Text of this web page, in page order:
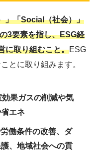
」「Social（社会）」
3要素を指し、ESG経
に取り組むこと。ESG
とに取り組みます。
果ガスの削減や気
エネ
働条件の改善、ダ
、地域社会への貢